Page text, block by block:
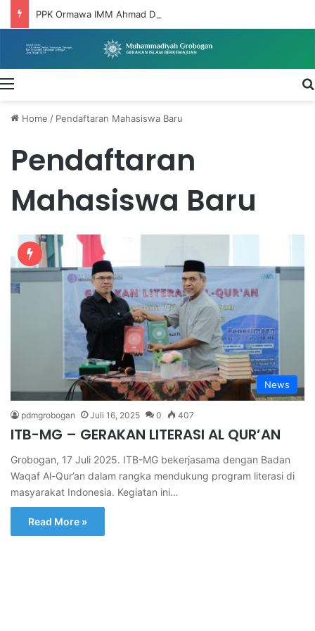
Menu
Home / Pendaftaran Mahasiswa Baru
Pendaftaran
Mahasiswa Baru
News
pdmgrobogan Juli 16, 2025 0 407
ITB-MG – GERAKAN LITERASI AL QUR’AN
Grobogan, 17 Juli 2025. ITB-MG bekerjasama dengan Badan
Waqaf Al-Qur’an dalam rangka mendukung program literasi di
masyarakat Indonesia. Kegiatan ini…
Read More »